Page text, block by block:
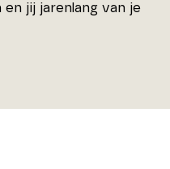
jij jarenlang van je